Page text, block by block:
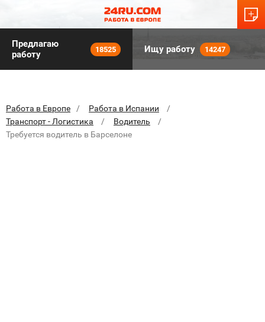
Предлагаю
работу
18525 Ищу работу 14247
Работа в Европе
Работа в Испании
Транспорт - Логистика
Водитель
Требуется водитель в Барселоне